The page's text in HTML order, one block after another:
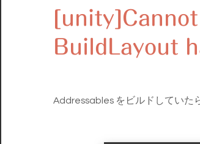
BuildLayout
Addressables をビルドしていた